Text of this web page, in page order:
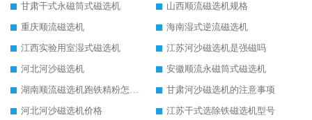
甘肃干式永磁筒式磁选机
山西顺流磁选机规格
重庆顺流磁选机
海南湿式逆流磁选机
江西实验用室湿式磁选机
江苏河沙磁选机是强磁吗
河北河沙磁选机
安徽顺流永磁筒式磁选机
湖南顺流磁选机跑铁精粉怎么处理
甘肃河沙磁选机的注意事项
河北河沙磁选机价格
江苏干式选除铁磁选机型号